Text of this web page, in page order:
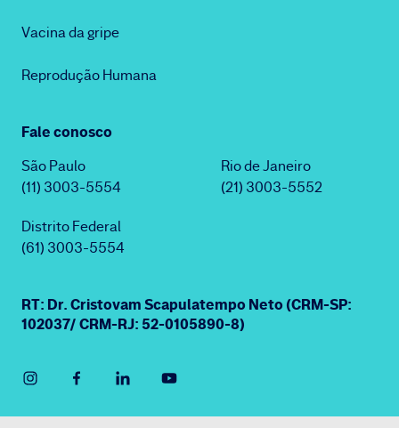
Vacina da gripe
Reprodução Humana
Fale conosco
São Paulo
(11) 3003-5554
Rio de Janeiro
(21) 3003-5552
Distrito Federal
(61) 3003-5554
RT: Dr. Cristovam Scapulatempo Neto (CRM-SP:
102037/ CRM-RJ: 52-0105890-8)